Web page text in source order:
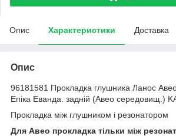
Опис Характеристики Доставка
Опис
96181581 Прокладка глушника Ланос
Епіка Еванда. задній (Авео середовищ.)
Прокладка між глушником і резонатором
Для Авео прокладка тільки між